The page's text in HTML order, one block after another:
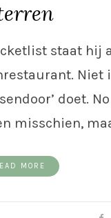
staat hij
Niet
doet.
misschien,
MORE